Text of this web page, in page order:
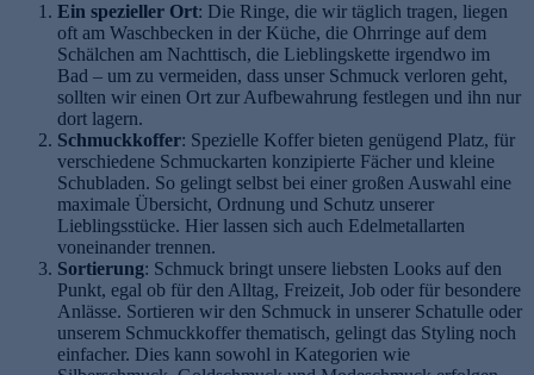
Ein spezieller Ort: Die Ringe, die wir täglich tragen, liegen
oft am Waschbecken in der Küche, die Ohrringe auf dem
Schälchen am Nachttisch, die Lieblingskette irgendwo im
Bad – um zu vermeiden, dass unser Schmuck verloren geht,
sollten wir einen Ort zur Aufbewahrung festlegen und ihn nur
dort lagern.
Schmuckkoffer: Spezielle Koffer bieten genügend Platz, für
verschiedene Schmuckarten konzipierte Fächer und kleine
Schubladen. So gelingt selbst bei einer großen Auswahl eine
maximale Übersicht, Ordnung und Schutz unserer
Lieblingsstücke. Hier lassen sich auch Edelmetallarten
voneinander trennen.
Sortierung: Schmuck bringt unsere liebsten Looks auf den
Punkt, egal ob für den Alltag, Freizeit, Job oder für besondere
Anlässe. Sortieren wir den Schmuck in unserer Schatulle oder
unserem Schmuckkoffer thematisch, gelingt das Styling noch
einfacher. Dies kann sowohl in Kategorien wie